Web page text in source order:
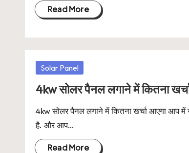
Read More
Posted
Solar Panel
4kw सोलर पैनल लगाने में कितना
4kw सोलर पैनल लगाने में कितना खर्चा आएगा आप में
है. और आप…
Read More